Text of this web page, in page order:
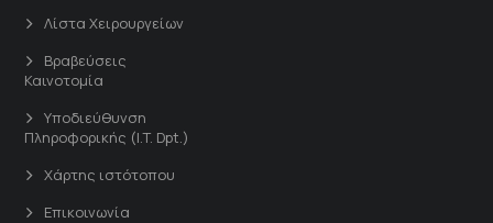
Λίστα Χειρουργείων
Βραβεύσεις
Καινοτομία
Υποδιεύθυνση
Πληροφορικής (I.T. Dpt.)
Χάρτης ιστότοπου
Επικοινωνία